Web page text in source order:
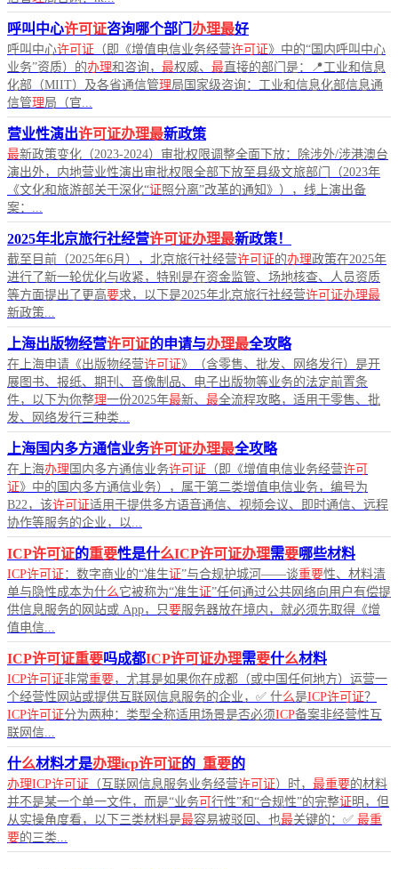
呼叫中心许可证咨询哪个部门 办理最好
呼叫中心许可证 （即《增值电信业务经营许可证》中的“国内呼叫中心
业务”资质）的办理和咨询， 最权威、 最直接的部门是：📍工业和信息
化部（MIIT）及各省通信管理局国家级咨询：工业和信息化部信息通
信管理局（官...
营业性演出许可证办理最新政策
最新政策变化（2023-2024）审批权限调整全面下放：除涉外/涉港澳台
演出外，内地营业性演出审批权限全部下放至县级文旅部门（2023年
《文化和旅游部关于深化“证照分离”改革的通知》），线上演出备
案：...
2025年北京旅行社经营许可证办理最新政策！
截至目前（2025年6月），北京旅行社经营许可证的办理政策在2025年
进行了新一轮优化与收紧，特别是在资金监管、场地核查、人员资质
等方面提出了更高要求，以下是2025年北京旅行社经营许可证办理最
新政策...
上海出版物经营许可证的申请与办理最全攻略
在上海申请《出版物经营许可证》（含零售、批发、网络发行）是开
展图书、报纸、期刊、音像制品、电子出版物等业务的法定前置条
件，以下为你整理一份2025年最新、 最全流程攻略，适用于零售、批
发、网络发行三种类...
上海国内多方通信业务许可证办理最全攻略
在上海办理 国内多方通信业务许可证 （即《增值电信业务经营许可
证》中的国内多方通信业务），属于第二类增值电信业务，编号为
B22，该许可证适用于提供多方语音通信、视频会议、即时通信、远程
协作等服务的企业，以...
ICP许可证的重要性是什么ICP许可证办理需要哪些材料
ICP许可证 ：数字商业的“准生证”与合规护城河——谈重要性、材料清
单与隐性成本为什么 它被称为“准生证”任何通过公共网络向用户有偿提
供信息服务的网站或 App，只要服务器放在境内，就必须先取得《增
值电信...
ICP许可证重要吗成都ICP许可证办理需要什么材料
ICP许可证非常重要，尤其是如果你在成都（或中国任何地方）运营一
个经营性网站或提供互联网信息服务的企业，✅ 什么是ICP许可证？
ICP许可证分为两种：类型全称适用场景是否必须ICP备案非经营性互
联网信...
什么材料才是办理icp许可证的_ 重要的
办理ICP许可证 （互联网信息服务业务经营许可证）时， 最重要的材料
并不是某一个单一文件，而是“业务可 行性”和“合规性”的完整证 明，但
从实操角度看，以下三类材料是最容易被驳回、也最关键的：✅ 最重
要的三类...